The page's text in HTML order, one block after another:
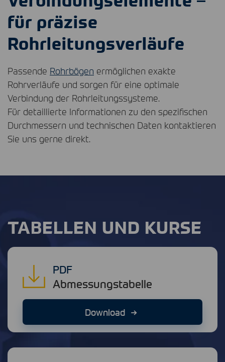
für präzise
Rohrleitungsverläufe
Passende Rohrbögen ermöglichen exakte
Rohrverläufe und sorgen für eine optimale
Verbindung der Rohrleitungssysteme.
Für detaillierte Informationen zu den spezifischen
Durchmessern und technischen Daten kontaktieren
Sie uns gerne direkt.
TABELLEN UND KURSE
PDF
Abmessungstabelle
Download